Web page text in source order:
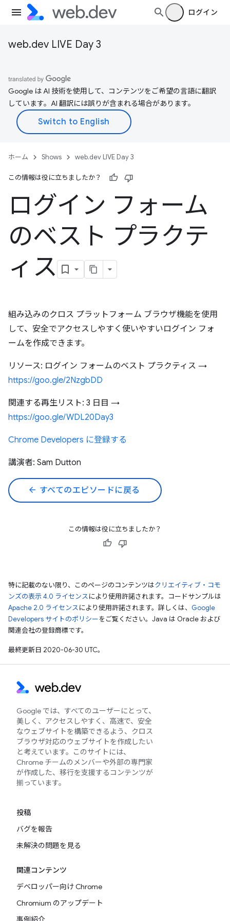
ログイン
web.dev LIVE Day 3
Google は AI 技術を使用して、コンテンツをご希望の言語に翻訳
しています。AI 翻訳には誤りが含まれる場合があります。
ホーム Shows web.dev LIVE Day 3
この情報は役に立ちましたか？
ログイン フォーム
のベスト プラクテ
ィス
組み込みのクロス プラットフォーム ブラウザ機能を使用
して、安全でアクセスしやすく使いやすいログイン フォ
ームを作成できます。
リソース: ログイン フォームのベスト プラクティス →
https://goo.gle/2NzgbDD
関連する再生リスト: 3 日目 →
https://goo.gle/WDL20Day3
Chrome Developers に登録する
講演者: Sam Dutton
arrow_back すべてのエピソードに戻る
この情報は役に立ちましたか？
特に記載のない限り、このページのコンテンツはクリエイティブ・コモ
ンズの表示 4.0 ライセンスにより使用許諾されます。コードサンプルは
Apache 2.0 ライセンスにより使用許諾されます。詳しくは、 Google
Developers サイトのポリシーをご覧ください。Java は Oracle および
関連会社の登録商標です。
最終更新日 2020-06-30 UTC。
Google では、すべてのユーザーにとって、
美しく、アクセスしやすく、高速で、安全
なウェブサイトを構築できるよう、クロス
ブラウザ対応のウェブサイトを作成したい
と考えています。このサイトには、
Chrome チームのメンバーや外部の専門家
が作成した、移行を支援するコンテンツが
揃っています。
投稿
バグを報告
未解決の問題を見る
関連コンテンツ
デベロッパー向け Chrome
Chromium のアップデート